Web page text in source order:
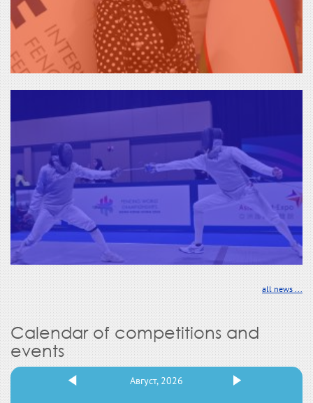
all news ...
Calendar of competitions and
events
Август, 2026